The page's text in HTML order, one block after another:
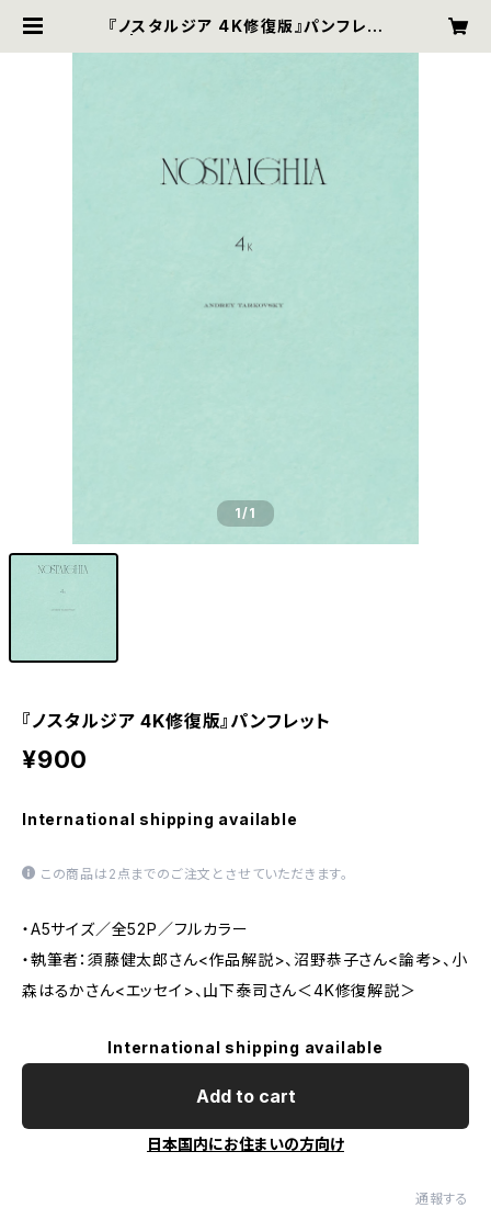
『ノスタルジア 4K修復版』パンフレッ
1/1
『ノスタルジア 4K修復版』パンフレット
¥900
International shipping available
この商品は2点までのご注文とさせていただきます。
・A5サイズ／全52P／フルカラー
・執筆者：須藤健太郎さん<作品解説>、沼野恭子さん<論考>、小
森はるかさん<エッセイ>、山下泰司さん＜4K修復解説＞
International shipping available
Add to cart
日本国内にお住まいの方向け
通報する